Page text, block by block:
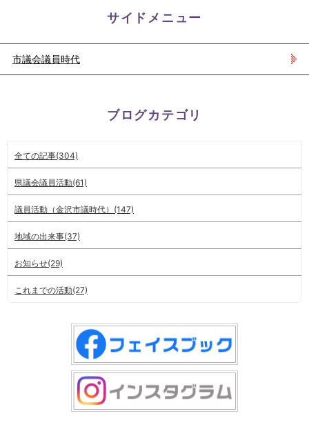
サイドメニュー
市議会議員時代
ブログカテゴリ
全ての記事(304)
県議会議員活動(61)
議員活動（金沢市議時代）(147)
地域の出来事(37)
お知らせ(29)
これまでの活動(27)